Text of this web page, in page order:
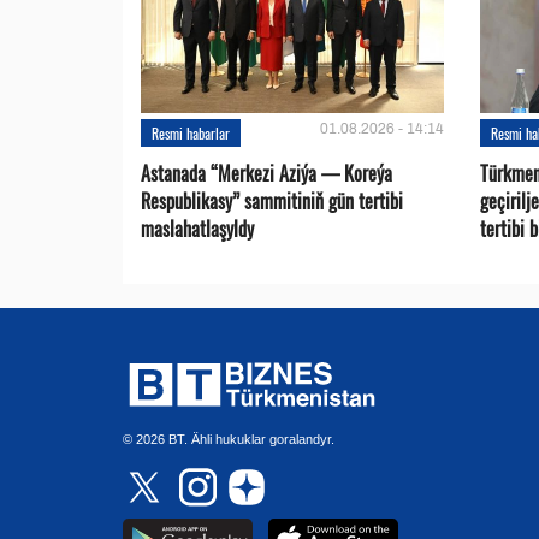
Resmi habarlar 01.08.2026 - 14:14
Astanada “Merkezi Aziýa — Koreýa
Respublikasy” sammitiniň gün tertibi
maslahatlaşyldy
Resmi
tertibi
© 2026 BT. Ähli hukuklar goralandyr.